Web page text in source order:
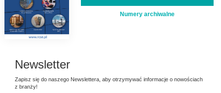
Numery archiwalne
Newsletter
Zapisz się do naszego Newslettera, aby otrzymywać informacje o nowościach
z branży!